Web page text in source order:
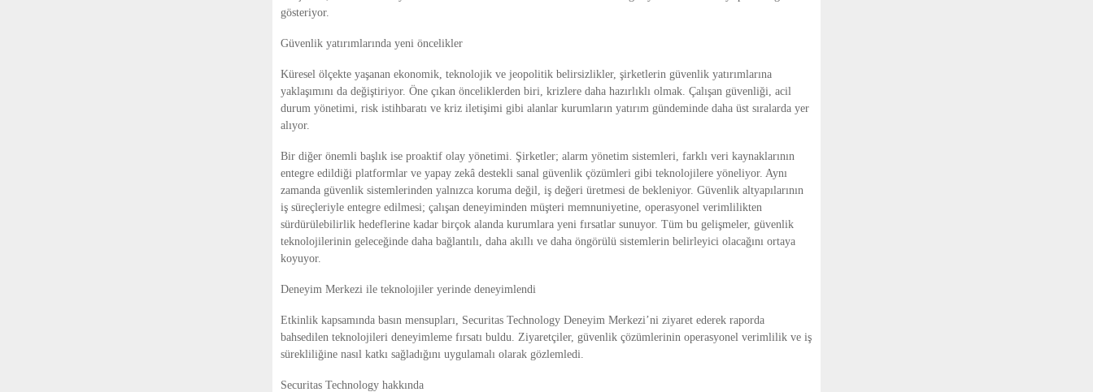
gösteriyor.
Güvenlik yatırımlarında yeni öncelikler
Küresel ölçekte yaşanan ekonomik, teknolojik ve jeopolitik belirsizlikler, şirketlerin güvenlik yatırımlarına
yaklaşımını da değiştiriyor. Öne çıkan önceliklerden biri, krizlere daha hazırlıklı olmak. Çalışan güvenliği, acil
durum yönetimi, risk istihbaratı ve kriz iletişimi gibi alanlar kurumların yatırım gündeminde daha üst sıralarda yer
alıyor.
Bir diğer önemli başlık ise proaktif olay yönetimi. Şirketler; alarm yönetim sistemleri, farklı veri kaynaklarının
entegre edildiği platformlar ve yapay zekâ destekli sanal güvenlik çözümleri gibi teknolojilere yöneliyor. Aynı
zamanda güvenlik sistemlerinden yalnızca koruma değil, iş değeri üretmesi de bekleniyor. Güvenlik altyapılarının
iş süreçleriyle entegre edilmesi; çalışan deneyiminden müşteri memnuniyetine, operasyonel verimlilikten
sürdürülebilirlik hedeflerine kadar birçok alanda kurumlara yeni fırsatlar sunuyor. Tüm bu gelişmeler, güvenlik
teknolojilerinin geleceğinde daha bağlantılı, daha akıllı ve daha öngörülü sistemlerin belirleyici olacağını ortaya
koyuyor.
Deneyim Merkezi ile teknolojiler yerinde deneyimlendi
Etkinlik kapsamında basın mensupları, Securitas Technology Deneyim Merkezi’ni ziyaret ederek raporda
bahsedilen teknolojileri deneyimleme fırsatı buldu. Ziyaretçiler, güvenlik çözümlerinin operasyonel verimlilik ve iş
sürekliliğine nasıl katkı sağladığını uygulamalı olarak gözlemledi.
Securitas Technology hakkında